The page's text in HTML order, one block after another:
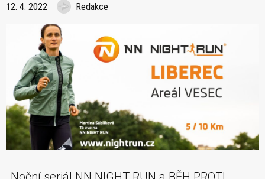
12. 4. 2022 Redakce